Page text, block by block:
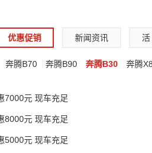
优惠促销 新闻资讯 活
奔腾B70 奔腾B90 奔腾B30 奔腾
7000元 现车充足
8000元 现车充足
5000元 现车充足